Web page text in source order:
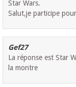
Star Wars.
Salut,je participe
Gef27
La réponse est Star
la montre